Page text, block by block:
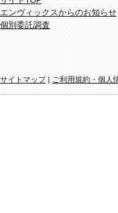
エンヴィックスからのお知らせ
個別委託調査
サイトマップ| ご利用規約・個人